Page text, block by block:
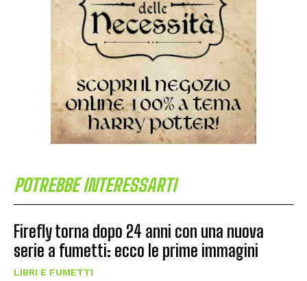
POTREBBE INTERESSARTI
Firefly torna dopo 24 anni con una nuova
serie a fumetti: ecco le prime immagini
LIBRI E FUMETTI